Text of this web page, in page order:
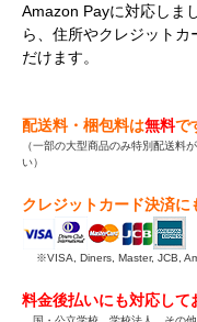
Amazon Payに対応しま
ら、住所やクレジット
だけます。
配送料・梱包料は無料で
（一部の大型商品のみ特別配送料
い）
クレジットカード決済に
※VISA, Diners, Master, JCB,
料金後払いにも対応して